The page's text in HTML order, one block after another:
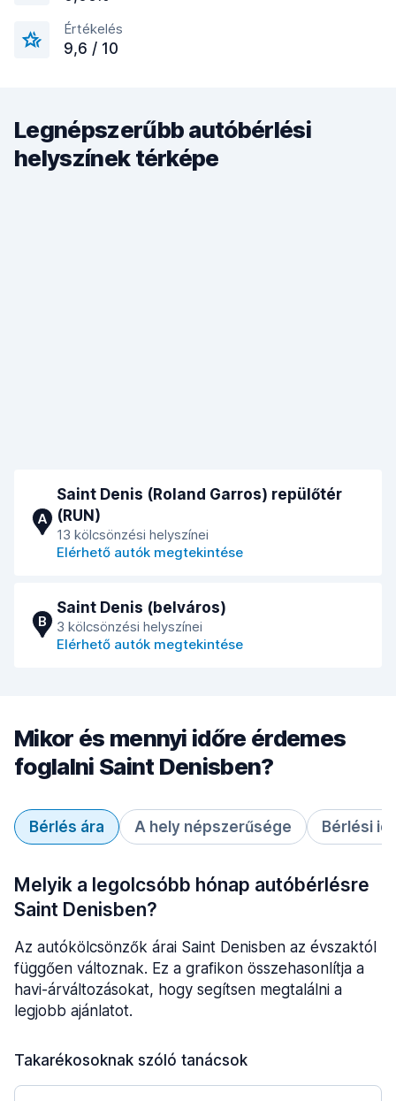
Értékelés
9,6 / 10
Legnépszerűbb autóbérlési
helyszínek térképe
A
Saint Denis (Roland Garros) repülőtér
(RUN)
13 kölcsönzési helyszínei
Elérhető autók megtekintése
B
Saint Denis (belváros)
3 kölcsönzési helyszínei
Elérhető autók megtekintése
Mikor és mennyi időre érdemes
foglalni Saint Denisben?
Bérlés ára A hely népszerűsége Bérlési
Melyik a legolcsóbb hónap autóbérlésre
Saint Denisben?
Az autókölcsönzők árai Saint Denisben az évszaktól
függően változnak. Ez a grafikon összehasonlítja a
havi-árváltozásokat, hogy segítsen megtalálni a
legjobb ajánlatot.
Takarékosoknak szóló tanácsok